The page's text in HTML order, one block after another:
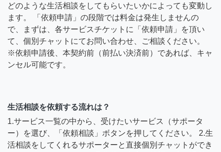
どのような生活相談をしてもらいたいかによっても変動し
ます。 「依頼申請」の段階では料金は発生しませんの
で、まずは、各サービスチケットに「依頼申請」を頂い
て、個別チャットにてお問い合わせ、ご相談ください。
※依頼申請後、本契約前（前払い決済前）であれば、キャ
ンセル可能です。
生活相談を依頼する流れは？
1.サービス一覧の中から、受けたいサービス（サポータ
ー）を選び、「依頼相談」ボタンを押してください。 2.生
活相談をしてくれるサポーターと直接個別チャットができ